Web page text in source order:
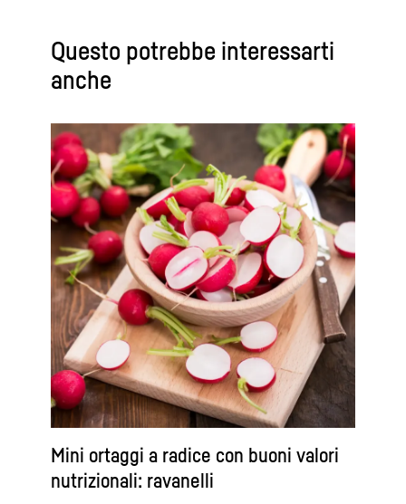
Questo potrebbe interessarti
anche
Mini ortaggi a radice con buoni valori
nutrizionali: ravanelli